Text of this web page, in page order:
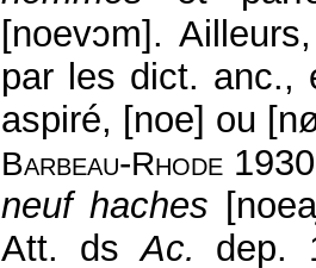
[noevɔm].
par les dict. anc.,
aspiré, [noe] ou
Barbeau-Rhode
neuf haches
Att. dsAc. dep.